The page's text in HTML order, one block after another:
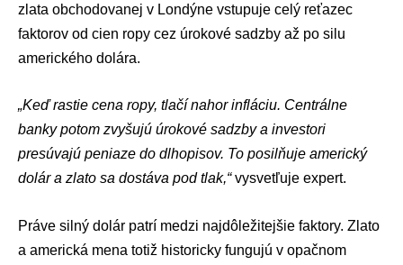
zlata obchodovanej v Londýne vstupuje celý reťazec
faktorov od cien ropy cez úrokové sadzby až po silu
amerického dolára.
„Keď rastie cena ropy, tlačí nahor infláciu. Centrálne
banky potom zvyšujú úrokové sadzby a investori
presúvajú peniaze do dlhopisov. To posilňuje americký
dolár a zlato sa dostáva pod tlak,“vysvetľuje expert.
Práve silný dolár patrí medzi najdôležitejšie faktory. Zlato
a americká mena totiž historicky fungujú v opačnom